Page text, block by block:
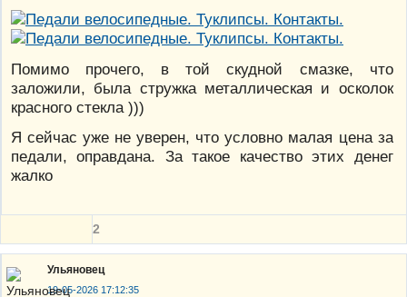
Помимо прочего, в той скудной смазке, что
заложили, была стружка металлическая и осколок
красного стекла )))
Я сейчас уже не уверен, что условно малая цена за
педали, оправдана. За такое качество этих денег
жалко
2
Ульяновец
19-05-2026 17:12:35